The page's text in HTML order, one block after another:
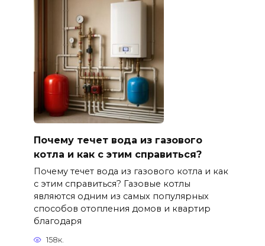
Почему течет вода из газового
котла и как с этим справиться?
Почему течет вода из газового котла и как
с этим справиться? Газовые котлы
являются одним из самых популярных
способов отопления домов и квартир
благодаря
158к.